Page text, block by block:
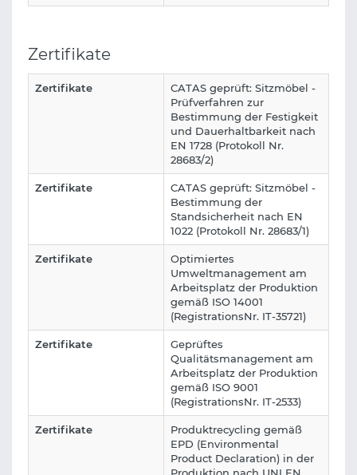
Zertifikate
Zertifikate
CATAS geprüft: Sitzmöbel -
Prüfverfahren zur
Bestimmung der Festigkeit
und Dauerhaltbarkeit nach
EN 1728 (Protokoll Nr.
28683/2)
Zertifikate
CATAS geprüft: Sitzmöbel -
Bestimmung der
Standsicherheit nach EN
1022 (Protokoll Nr. 28683/1)
Zertifikate
Optimiertes
Umweltmanagement am
Arbeitsplatz der Produktion
gemäß ISO 14001
(RegistrationsNr. IT-35721)
Zertifikate
Geprüftes
Qualitätsmanagement am
Arbeitsplatz der Produktion
gemäß ISO 9001
(RegistrationsNr. IT-2533)
Zertifikate
Produktrecycling gemäß
EPD (Environmental
Product Declaration) in der